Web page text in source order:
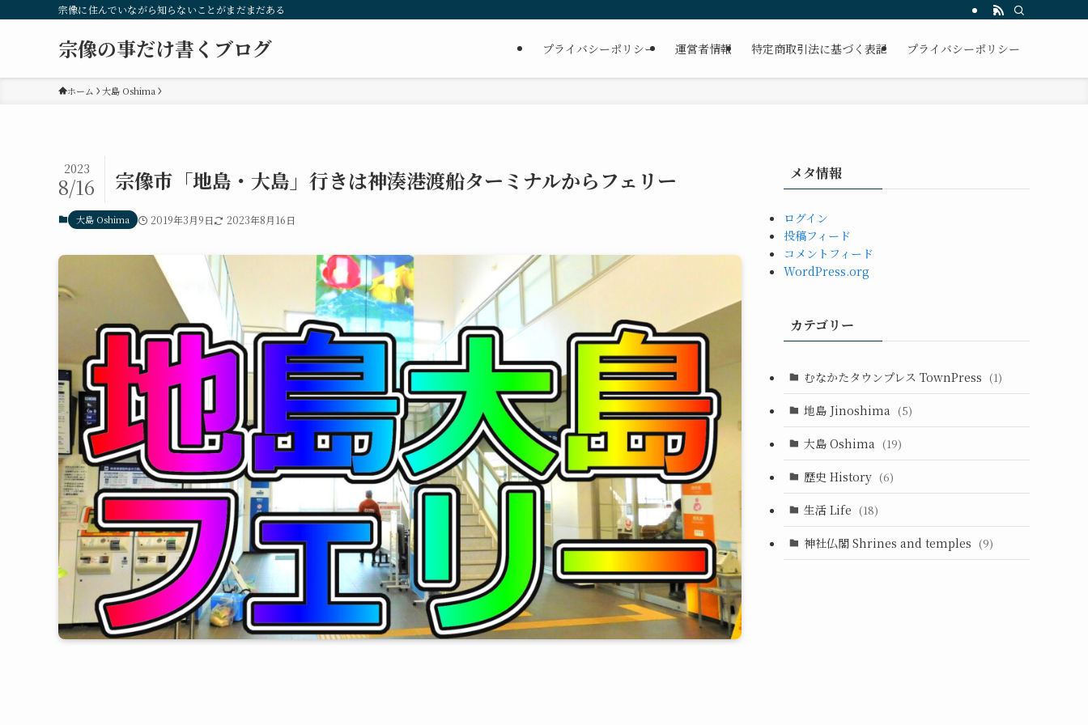
宗像に住んでいながら知らないことがまだまだある
宗像の事だけ書くブログ プライバシーポリシー 運営者情報 特定商取引法に基づく表記 プライバシーポリシー
ホーム 大島 Oshima
宗像市「地島・大島」行きは神湊港渡船ターミナルからフェリー
2023
8/16
大島 Oshima 2019年3月9日 2023年8月16日
メタ情報
ログイン
投稿フィード
コメントフィード
WordPress.org
カテゴリー
むなかたタウンプレス TownPress (1)
地島 Jinoshima (5)
大島 Oshima (19)
歴史 History (6)
生活 Life (18)
神社仏閣 Shrines and temples (9)